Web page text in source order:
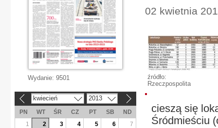
02 kwietnia
źródło:
Rzeczpospolita
cieszą się
Śródmieściu
Wydanie: 9501
kwiecień 2013
PN WT ŚR CZ PT SB
ND
1
2 3 4 5 6
7